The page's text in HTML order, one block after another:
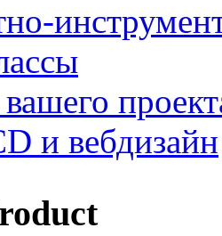
и вебдизайн